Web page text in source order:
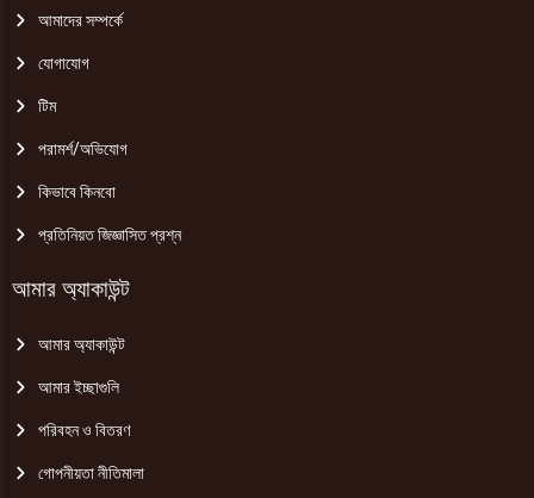
আমাদের সম্পর্কে
যোগাযোগ
টিম
পরামর্শ/অভিযোগ
কিভাবে কিনবো
প্রতিনিয়ত জিজ্ঞাসিত প্রশ্ন
আমার অ্যাকাউন্ট
আমার অ্যাকাউন্ট
আমার ইচ্ছাগুলি
পরিবহন ও বিতরণ
গোপনীয়তা নীতিমালা